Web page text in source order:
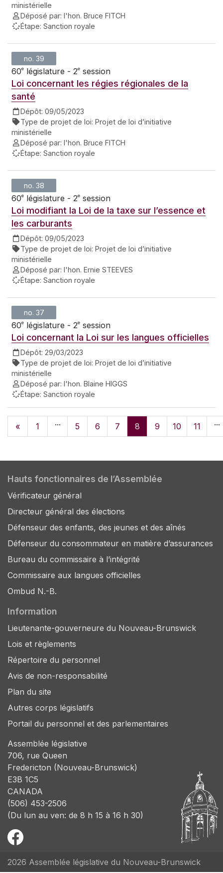
ministérielle
Déposé par: l'hon. Bruce FITCH
Étape: Sanction royale
no. 39
60e législature - 2e session
Loi concernant les régies régionales de la
santé
Dépôt: 09/05/2023
Type de projet de loi: Projet de loi d’initiative
ministérielle
Déposé par: l'hon. Bruce FITCH
Étape: Sanction royale
no. 38
60e législature - 2e session
Loi modifiant la Loi de la taxe sur l’essence et
les carburants
Dépôt: 09/05/2023
Type de projet de loi: Projet de loi d’initiative
ministérielle
Déposé par: l'hon. Ernie STEEVES
Étape: Sanction royale
no. 37
60e législature - 2e session
Loi concernant la Loi sur les langues officielles
Dépôt: 29/03/2023
Type de projet de loi: Projet de loi d’initiative
ministérielle
Déposé par: l'hon. Blaine HIGGS
Étape: Sanction royale
« 1 ... 5 6 7 8 9 10 11 ...
Hauts fonctionnaires de l’Assemblée
Vérificateur général
Directeur général des élections
Défenseur des enfants, des jeunes et des aînés
Défenseur du consommateur en matière d’assurances
Bureau du commissaire à l’intégrité
Commissaire aux langues officielles
Ombud N.-B.
Information
Lieutenante-gouverneure du Nouveau-Brunswick
Lois et règlements
Répertoire du personnel
Avis de non-responsabilité
Plan du site
Autres corps législatifs
Portail du personnel et des parlementaires
Assemblée législative
706, rue Queen
Fredericton (Nouveau-Brunswick)
E3B 1C5
CANADA
(506) 453-2506
(Du lun au ven: de 8 h 15 à 16 h 30)
2026 Assemblée législative du Nouveau-Brunswick